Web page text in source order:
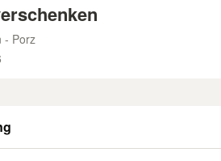
- Porz